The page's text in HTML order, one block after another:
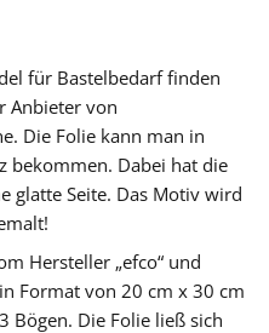
für Bastelbedarf finden
Anbieter von
Die Folie kann man in
bekommen. Dabei hat die
glatte Seite. Das Motiv wird
Hersteller „efco“ und
Format von 20 cm x 30 cm
Bögen. Die Folie ließ sich